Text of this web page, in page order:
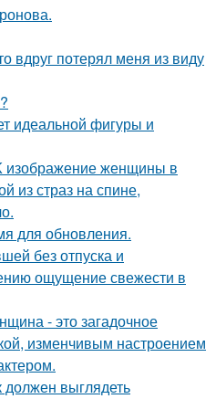
вдруг потерял меня из виду
идеальной фигуры и
изображение женщины в
из страз на спине,
для обновления.
без отпуска и
ощущение свежести в
- это загадочное
изменчивым настроением
выглядеть